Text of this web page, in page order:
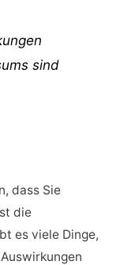
sind
dass Sie
die
es viele Dinge,